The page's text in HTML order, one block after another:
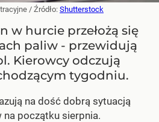
/ Źródło: Shutterstock
w hurcie przełożą się
paliw - przewidują
Kierowcy odczują
tygodniu.
na dość dobrą sytuacją
początku sierpnia.